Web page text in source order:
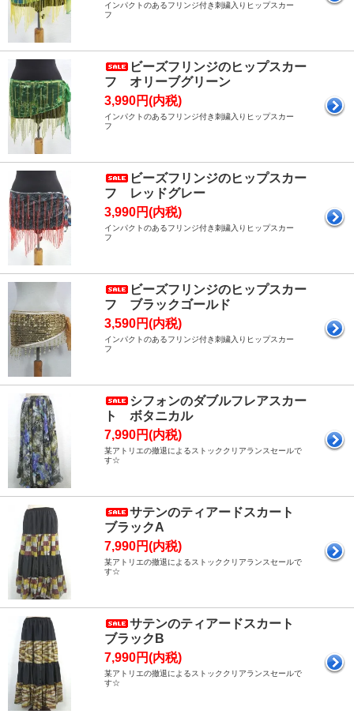
インパクトのあるフリンジ付き刺繍入りヒップスカー
フ
ビーズフリンジのヒップスカー
フ オリーブグリーン
3,990円(内税)
インパクトのあるフリンジ付き刺繍入りヒップスカー
フ
ビーズフリンジのヒップスカー
フ レッドグレー
3,990円(内税)
インパクトのあるフリンジ付き刺繍入りヒップスカー
フ
ビーズフリンジのヒップスカー
フ ブラックゴールド
3,590円(内税)
インパクトのあるフリンジ付き刺繍入りヒップスカー
フ
シフォンのダブルフレアスカー
ト ボタニカル
7,990円(内税)
某アトリエの撤退によるストッククリアランスセールで
す☆
サテンのティアードスカート
ブラックA
7,990円(内税)
某アトリエの撤退によるストッククリアランスセールで
す☆
サテンのティアードスカート
ブラックB
7,990円(内税)
某アトリエの撤退によるストッククリアランスセールで
す☆